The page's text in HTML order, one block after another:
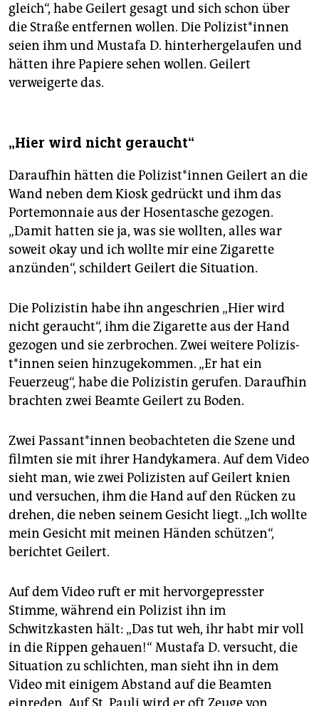
gleich“, habe Geilert gesagt und sich schon über
die Straße entfernen wollen. Die Po­li­zis­t*in­nen
seien ihm und Mustafa D. hinterhergelaufen und
hätten ihre Papiere sehen wollen. Geilert
verweigerte das.
„Hier wird nicht geraucht“
Daraufhin hätten die Po­li­zis­t*in­nen Geilert an die
Wand neben dem Kiosk gedrückt und ihm das
Portemonnaie aus der Hosentasche gezogen.
„Damit hatten sie ja, was sie wollten, alles war
soweit okay und ich wollte mir eine Zigarette
anzünden“, schildert Geilert die Situation.
Die Polizistin habe ihn angeschrien „Hier wird
nicht geraucht“, ihm die Zigarette aus der Hand
gezogen und sie zerbrochen. Zwei weitere Po­li­zis­
t*in­nen seien hinzugekommen. „Er hat ein
Feuerzeug“, habe die Polizistin gerufen. Daraufhin
brachten zwei Beamte Geilert zu Boden.
Zwei Pas­san­t*in­nen beobachteten die Szene und
filmten sie mit ihrer Handykamera. Auf dem Video
sieht man, wie zwei Polizisten auf Geilert knien
und versuchen, ihm die Hand auf den Rücken zu
drehen, die neben seinem Gesicht liegt. „Ich wollte
mein Gesicht mit meinen Händen schützen“,
berichtet Geilert.
Auf dem Video ruft er mit hervorgepresster
Stimme, während ein Polizist ihn im
Schwitzkasten hält: „Das tut weh, ihr habt mir voll
in die Rippen gehauen!“ Mustafa D. versucht, die
Situation zu schlichten, man sieht ihn in dem
Video mit einigem Abstand auf die Beamten